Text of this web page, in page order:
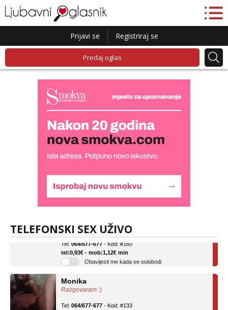
Prijavi se Registriraj se
Predaj oglas
TELEFONSKI SEX UŽIVO
Kristina
tel:0,93€ - mob:1,12€ min
Obavijesti me kada se oslobodi
Razgovaram :)
tel:0,93€ - mob:1,12€ min